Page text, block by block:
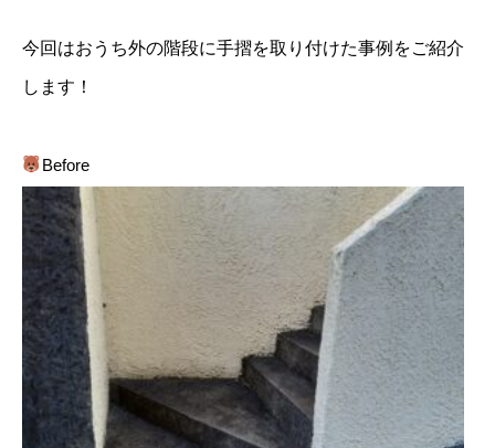
今回はおうち外の階段に手摺を取り付けた事例をご紹介
します！
Before